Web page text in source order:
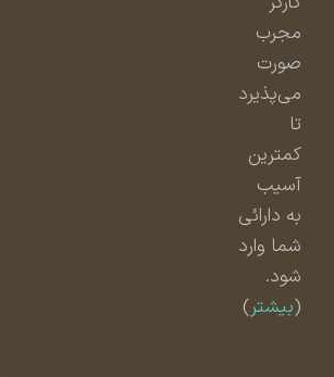
مجرب
صورت
می‌پذیرد
کمترین
آسیب
به دارائی
شما وارد
شود.
بیشتر)